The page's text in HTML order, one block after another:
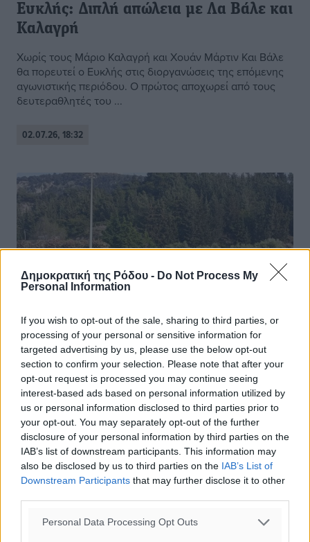
Δημοκρατική της Ρόδου - Do Not Process My
Personal Information
If you wish to opt-out of the sale, sharing to third parties, or
processing of your personal or sensitive information for
targeted advertising by us, please use the below opt-out
section to confirm your selection. Please note that after your
opt-out request is processed you may continue seeing
interest-based ads based on personal information utilized by
us or personal information disclosed to third parties prior to
your opt-out. You may separately opt-out of the further
disclosure of your personal information by third parties on the
IAB’s list of downstream participants. This information may
also be disclosed by us to third parties on the IAB’s List of
Downstream Participants that may further disclose it to other
Personal Data Processing Opt Outs
Ευκλής: Διπλή απώλεια με Λα Βάλε και
Καλαγρή
Χωρίς τους Μάριο Καλαγρή και Χουάν Μάρτιν Και Βάλε
θα πορευτεί ο Ευκλής στις διοργανώσεις της επόμενης
αγωνιστικής περιόδου. Ο πρώτος αποχωρεί από τους
δευτεραθλητές του ...
02.07.26, 18:32
Ηρακλής Μαριτσών: Βρέθηκαν οι
άνθρωποι, συνεχίζονται οι περιπέτειες
Μπερδεμένο παραμένει το τοπίο στον Ηρακλή
Μαριτσών, μετά τις εκλογές που διενεργήθηκαν το
βράδυ της περασμένης Τρίτης για την ανάδειξη νέου
διοικητικού συμβουλίου. Το καλό νέο ...